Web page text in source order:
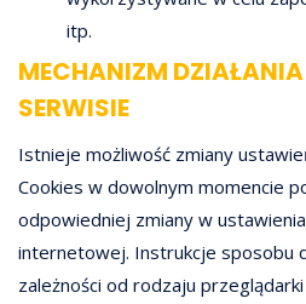
itp.
MECHANIZM
SERWISIE
Istnieje możliwość zmiany
Cookies w dowolnym momencie
odpowiedniej zmiany w
internetowej. Instrukcje sposobu
zależności od rodzaju